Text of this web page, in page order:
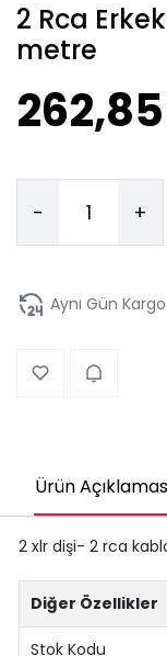
2 Rca
metre
262,85
- +
Aynı Gün Kargo
Ürün
2 xlr dişi- 2 rca
Diğer Özellikler
Stok Kodu